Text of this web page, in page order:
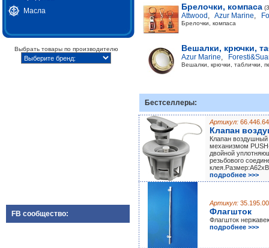
Масла
Выбрать товары по производителю
FB сообщество:
Брелочки, компаса
Attwood , Azur Marine,
Брелочки, компаса
Вешалки, крючки,
Azur Marine,
Вешалки, крючки, таблички,
Бестселлеры:
Артикул: 66.446.64
Клапан
Клапан
механизмом
двойной
резьбового
подробнее >>>
Артикул: 35.195.00
Флагшток
Флагшток
подробнее >>>